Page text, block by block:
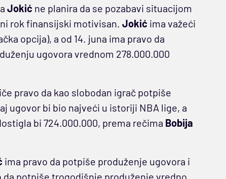
Jokić ne planira da se pozabavi situacijom
rok finansijski motivisan. Jokić ima važeći
opcija), a od 14. juna ima pravo da
ugovora vrednom 278.000.000
pravo da kao slobodan igrač potpiše
ugovor bi bio najveći u istoriji NBA lige, a
bi 724.000.000, prema rečima Bobija
ima pravo da potpiše produženje ugovora i